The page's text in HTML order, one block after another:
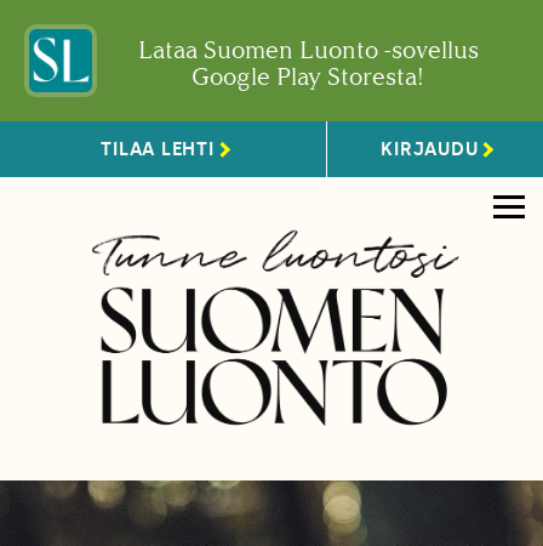
Lataa Suomen Luonto -sovellus
Google Play Storesta!
TILAA LEHTI KIRJAUDU